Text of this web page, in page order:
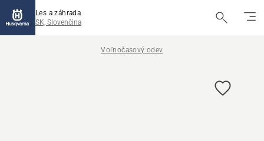
Les a záhrada
SK, Slovenčina
Voľnočasový odev